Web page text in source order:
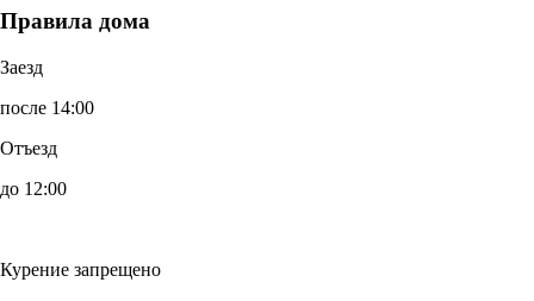
Правила дома
Заезд
после 14:00
Отъезд
до 12:00
Курение запрещено